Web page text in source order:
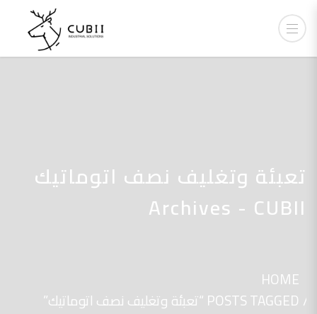
تعبئة وتغليف نصف اتوماتيك
Archives - CUBII
HOME
POSTS TAGGED “تعبئة وتغليف نصف اتوماتيك”